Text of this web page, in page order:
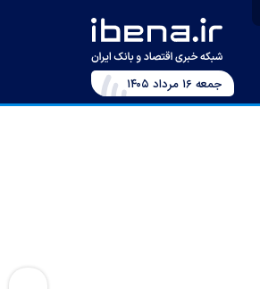
جمعه ۱۶ مرداد ۱۴۰۵